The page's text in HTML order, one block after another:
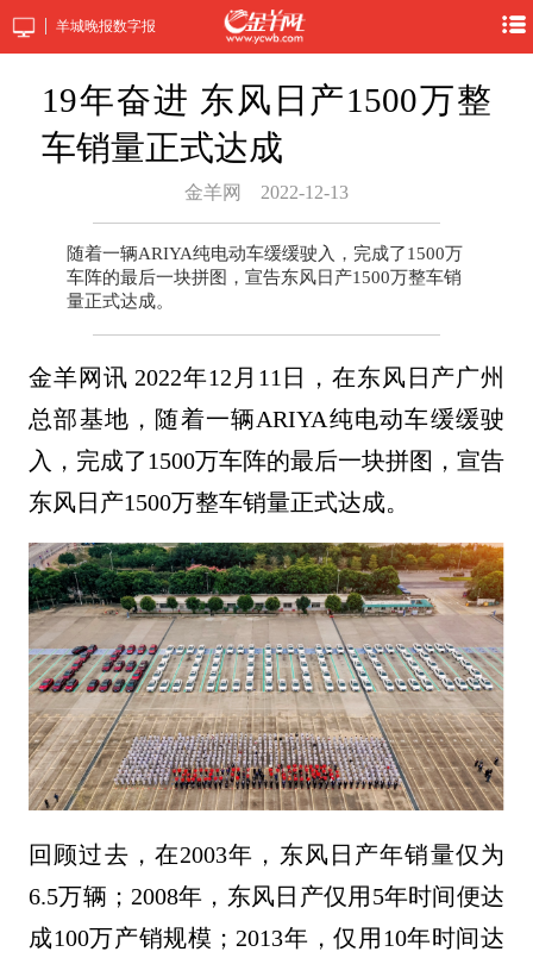
羊城晚报数字报
19年奋进 东风日产1500万整
车销量正式达成
金羊网 2022-12-13
随着一辆ARIYA纯电动车缓缓驶入，完成了1500万
车阵的最后一块拼图，宣告东风日产1500万整车销
量正式达成。
金羊网讯 2022年12月11日，在东风日产广州
总部基地，随着一辆ARIYA纯电动车缓缓驶
入，完成了1500万车阵的最后一块拼图，宣告
东风日产1500万整车销量正式达成。
回顾过去，在2003年，东风日产年销量仅为
6.5万辆；2008年，东风日产仅用5年时间便达
成100万产销规模；2013年，仅用10年时间达